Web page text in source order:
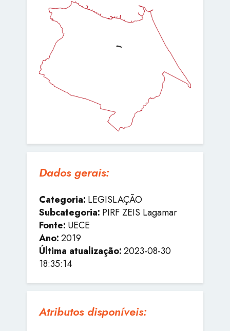
Dados gerais:
Categoria: LEGISLAÇÃO
Subcategoria: PIRF ZEIS Lagamar
Fonte: UECE
Ano:2019
Última atualização:2023-08-30
18:35:14
Atributos disponíveis: